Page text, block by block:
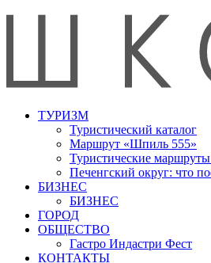
ТУРИЗМ
Туристический каталог
Маршрут «Шпиль 555»
Туристические маршруты
Печенгский округ: что
БИЗНЕС
БИЗНЕС
ГОРОД
ОБЩЕСТВО
Гастро Индастри Фест
КОНТАКТЫ